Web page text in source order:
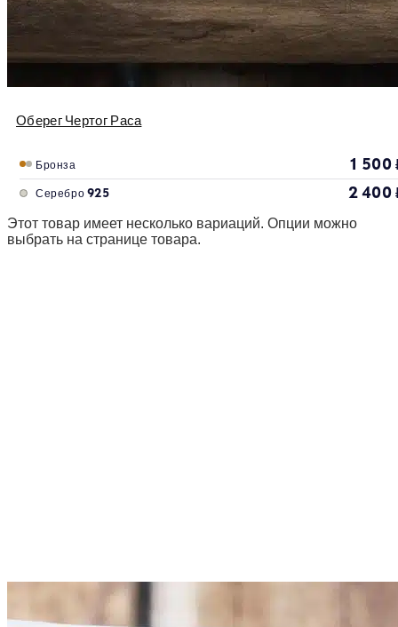
Оберег Чертог Раса
Бронза 1 500
Серебро 925 2 400
Этот товар имеет несколько вариаций. Опции можно
выбрать на странице товара.